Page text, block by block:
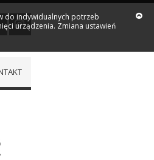
do indywidualnych potrzeb
urządzenia. Zmiana ustawień